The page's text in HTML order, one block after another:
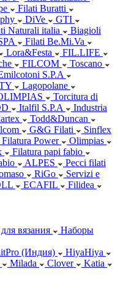
Filati Buratti
DiVe
GTI
Naturali italia
Biagioli
Filati Be.Mi.Va
Lora&Festa
FIL.LIFE
FILCOM
Toscano
S.P.A
Lagopolane
Torcitura di
Italfil S.P.A
Industria
Todd&Duncan
G&G Filati
Sinflex
Filatura Power
Olimpias
Filatura papi fabio
ALPES
Pecci filati
RiGo
Servizi e
ECAFIL
Filidea
вязания
Наборы
(Индия)
HiyaHiya
Milada Clover
Katia